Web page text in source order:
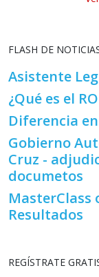
FLASH DE
Asistente
¿Qué es el
Diferencia
Gobierno
Cruz -
documetos
MasterClass
Resultados
REGÍSTRATE